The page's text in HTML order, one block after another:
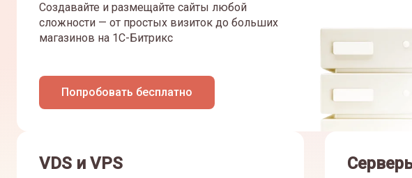
Создавайте и размещайте сайты любой
сложности — от простых визиток до больших
магазинов на 1С-Битрикс
Попробовать бесплатно
VDS и VPS